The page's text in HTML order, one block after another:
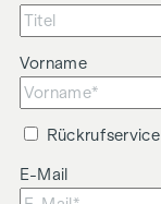
Vorname
Rückrufservice
E-Mail